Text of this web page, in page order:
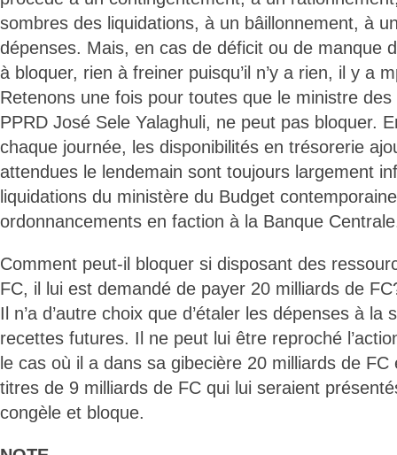
sombres des liquidations, à un bâillonnement, à
dépenses. Mais, en cas de déficit ou de manque
à bloquer, rien à freiner puisqu’il n’y a rien, il y a
Retenons une fois pour toutes que le ministre
PPRD José Sele Yalaghuli, ne peut pas bloquer.
chaque journée, les disponibilités en trésorerie
attendues le lendemain sont toujours largement
liquidations du ministère du Budget
ordonnancements en faction à la Banque
Comment peut-il bloquer si disposant des
FC, il lui est demandé de payer 20 milliards de
Il n’a d’autre choix que d’étaler les dépenses à la
recettes futures. Il ne peut lui être reproché
le cas où il a dans sa gibecière 20 milliards de
titres de 9 milliards de FC qui lui seraient
congèle et bloque.